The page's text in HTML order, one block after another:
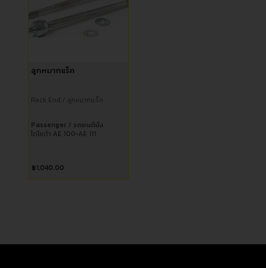
ลูกหมากแร็ค
Rack End / ลูกหมากแร็ค
Passenger / รถยนต์นั่ง
โตโยต้า AE 100-AE 111
฿1,040.00